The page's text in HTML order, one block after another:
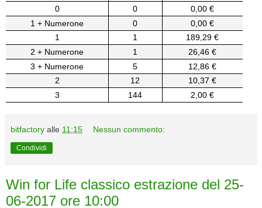
0
0
0,00 €
1 + Numerone
0
0,00 €
1
1
189,29 €
2 + Numerone
1
26,46 €
3 + Numerone
5
12,86 €
2
12
10,37 €
3
144 2,00 €
bitfactory alle 11:15 Nessun commento:
Condividi
Win for Life classico estrazione del 25-
06-2017 ore 10:00